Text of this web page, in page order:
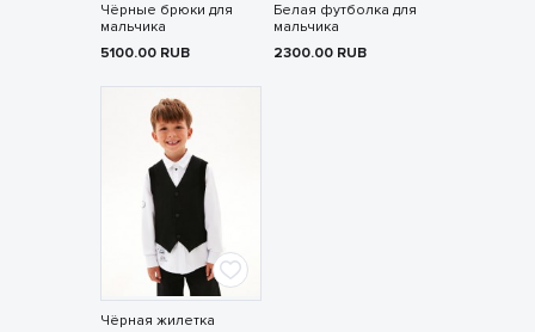
Чёрные брюки для
мальчика
5100.00 RUB
Белая футболка для
мальчика
2300.00 RUB
Чёрная жилетка